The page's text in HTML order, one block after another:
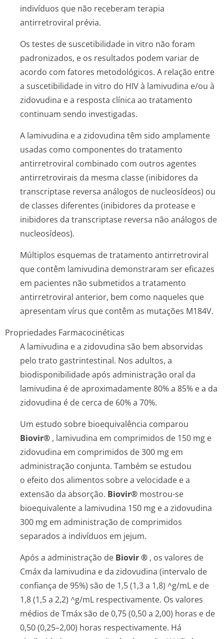
indivíduos que não receberam terapia
antirretroviral prévia.
Os testes de suscetibilidade in vitro não foram
padronizados, e os resultados podem variar de
acordo com fatores metodológicos. A relação entre
a suscetibilidade in vitro do HIV à lamivudina e/ou à
zidovudina e a resposta clínica ao tratamento
continuam sendo investigadas.
A lamivudina e a zidovudina têm sido amplamente
usadas como componentes do tratamento
antirretroviral combinado com outros agentes
antirretrovirais da mesma classe (inibidores da
transcriptase reversa análogos de nucleosídeos) ou
de classes diferentes (inibidores da protease e
inibidores da transcriptase reversa não análogos de
nucleosídeos).
Múltiplos esquemas de tratamento antirretroviral
que contêm lamivudina demonstraram ser eficazes
em pacientes não submetidos a tratamento
antirretroviral anterior, bem como naqueles que
apresentam vírus que contêm as mutações M184V.
Propriedades Farmacocinéticas
A lamivudina e a zidovudina são bem absorvidas
pelo trato gastrintestinal. Nos adultos, a
biodisponibilidade após administração oral da
lamivudina é de aproximadamente 80% a 85% e a da
zidovudina é de cerca de 60% a 70%.
Um estudo sobre bioequivalência comparou
Biovir® , lamivudina em comprimidos de 150 mg e
zidovudina em comprimidos de 300 mg em
administração conjunta. Também se estudou
o efeito dos alimentos sobre a velocidade e a
extensão da absorção. Biovir® mostrou-se
bioequivalente a lamivudina 150 mg e a zidovudina
300 mg em administração de comprimidos
separados a indivíduos em jejum.
Após a administração de Biovir® , os valores de
Cmáx da lamivudina e da zidovudina (intervalo de
confiança de 95%) são de 1,5 (1,3 a 1,8) ^g/mL e de
1,8 (1,5 a 2,2) ^g/mL respectivamente. Os valores
médios de Tmáx são de 0,75 (0,50 a 2,00) horas e de
0,50 (0,25–2,00) horas respectivamente. Há